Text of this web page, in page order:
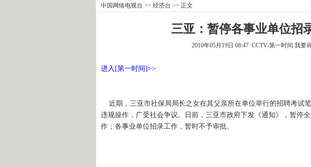
中国网络电视台 >> 经济台 >> 正文
三亚：暂停各事业单位招
2010年05月19日 08:47 CCTV-第一时间 我要
进入[第一时间]>>
近期，三亚市社保局局长之女在其父亲所在单位举行的招聘考试
违规操作，广受社会争议。日前，三亚市政府下发《通知》，暂停
作；各事业单位招录工作，暂时不予审批。